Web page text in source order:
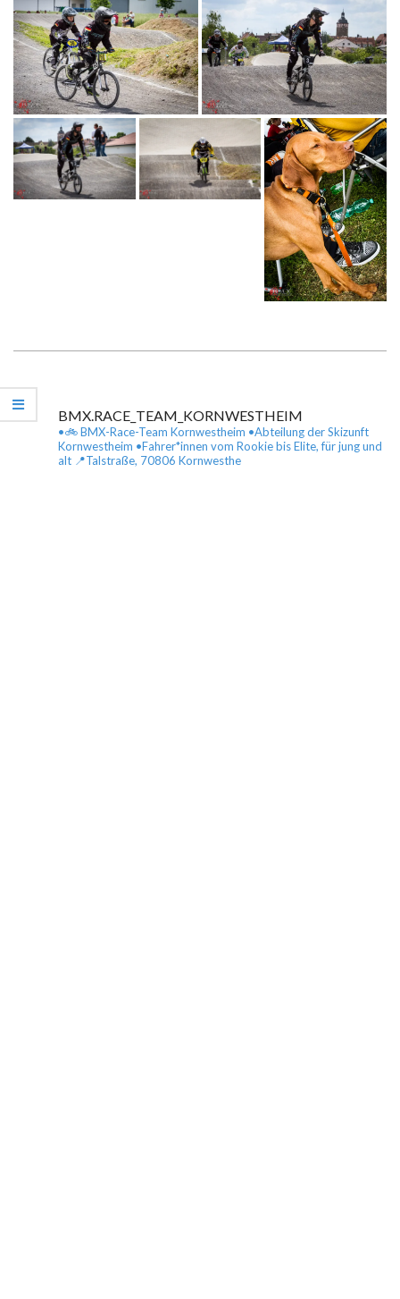
01-
20
BMX.RACE_TEAM_KORNWESTHEIM
•🚲 BMX-Race-Team Kornwestheim •Abteilung der Skizunft
Kornwestheim •Fahrer*innen vom Rookie bis Elite, für jung und
alt 📍Talstraße, 70806 Kornwesthe